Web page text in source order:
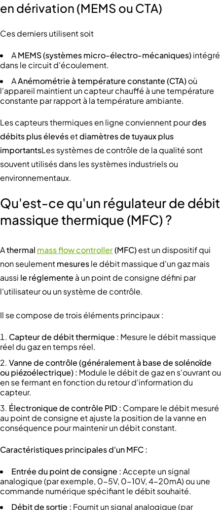
en dérivation (MEMS ou CTA)
Ces derniers utilisent soit
AMEMS (systèmes micro-électro-mécaniques)intégré
dans le circuit d'écoulement.
AAnémométrie à température constante (CTA)où
l'appareil maintient un capteur chauffé à une température
constante par rapport à la température ambiante.
Les capteurs thermiques en ligne conviennent pourdes
débits plus élevésetdiamètres de tuyaux plus
importantsLes systèmes de contrôle de la qualité sont
souvent utilisés dans les systèmes industriels ou
environnementaux.
Qu'est-ce qu'un régulateur de débit
massique thermique (MFC) ?
Athermal mass flow controller(MFC)est un dispositif qui
non seulementmesuresle débit massique d'un gaz mais
aussi le réglemente à un point de consigne défini par
l'utilisateur ou un système de contrôle.
Il se compose de trois éléments principaux :
Capteur de débit thermique : Mesure le débit massique
réel du gaz en temps réel.
Vanne de contrôle (généralement à base de solénoïde
ou piézoélectrique) : Module le débit de gaz en s'ouvrant ou
en se fermant en fonction du retour d'information du
capteur.
Électronique de contrôle PID : Compare le débit mesuré
au point de consigne et ajuste la position de la vanne en
conséquence pour maintenir un débit constant.
Caractéristiques principales d'un MFC :
Entrée du point de consigne :Accepte un signal
analogique (par exemple, 0-5V, 0-10V, 4-20mA) ou une
commande numérique spécifiant le débit souhaité.
Débit de sortie : Fournit un signal analogique (par